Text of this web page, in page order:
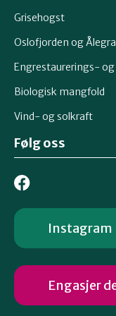
Grisehogst
Oslofjorden og
Engrestaurerings-
Biologisk mangfold
Vind- og solkraft
Følg oss
Instagram
Engasjer